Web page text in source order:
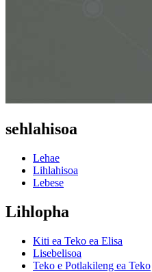
sehlahisoa
Lehae
Lihlahisoa
Lebese
Lihlopha
Kiti ea Teko ea Elisa
Lisebelisoa
Teko e Potlakileng ea Teko